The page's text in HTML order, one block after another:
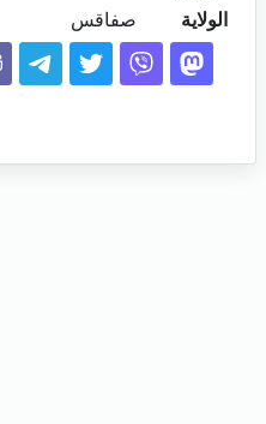
الولاية صفاقس